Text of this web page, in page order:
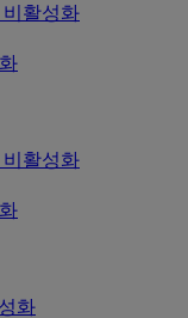
활성화
활성화
화